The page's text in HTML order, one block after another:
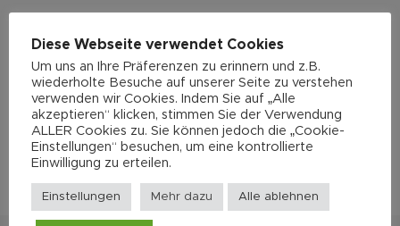
Diese Webseite verwendet Cookies
Um uns an Ihre Präferenzen zu erinnern und z.B.
wiederholte Besuche auf unserer Seite zu verstehen
verwenden wir Cookies. Indem Sie auf „Alle
akzeptieren“ klicken, stimmen Sie der Verwendung
ALLER Cookies zu. Sie können jedoch die „Cookie-
Einstellungen“ besuchen, um eine kontrollierte
Einwilligung zu erteilen.
Einstellungen Mehr dazu Alle ablehnen